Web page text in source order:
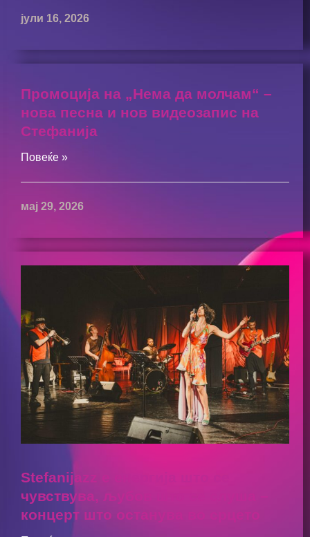
јули 16, 2026
Промоција на „Нема да молчам“ –
нова песна и нов видеозапис на
Стефанија
Повеќе »
мај 29, 2026
Stefanijazz е енергија што се
чувствува, љубов што се слуша –
концерт што останува во срцето